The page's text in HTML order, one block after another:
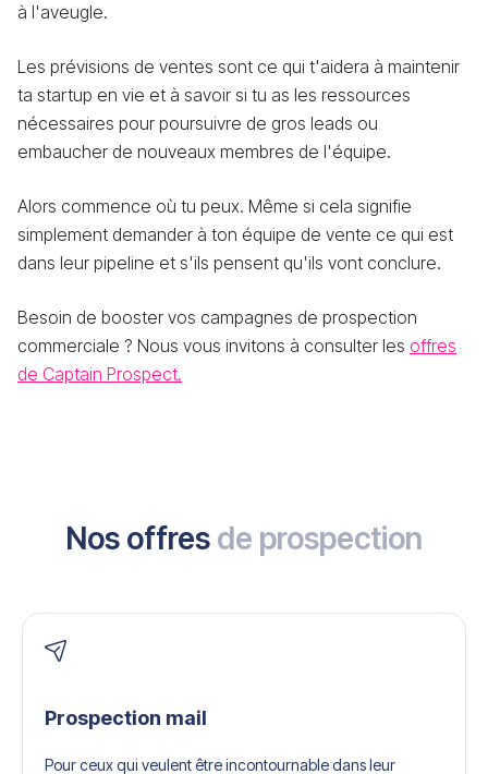
à l'aveugle.
Les prévisions de ventes sont ce qui t'aidera à maintenir
ta startup en vie et à savoir si tu as les ressources
nécessaires pour poursuivre de gros leads ou
embaucher de nouveaux membres de l'équipe.
Alors commence où tu peux. Même si cela signifie
simplement demander à ton équipe de vente ce qui est
dans leur pipeline et s'ils pensent qu'ils vont conclure.
Besoin de booster vos campagnes de prospection
commerciale ? Nous vous invitons à consulter les offres
de Captain Prospect.
Nos offres de prospection
Prospection mail
Pour ceux qui veulent être incontournable dans leur